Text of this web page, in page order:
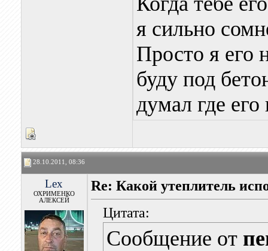
я сильно
Просто я его
буду под
думал где
28.10.2011, 08:36
Lex
ОХРИМЕНКО
АЛЕКСЕЙ
Re: Какой утеплитель
Цитата:
Сообщение от